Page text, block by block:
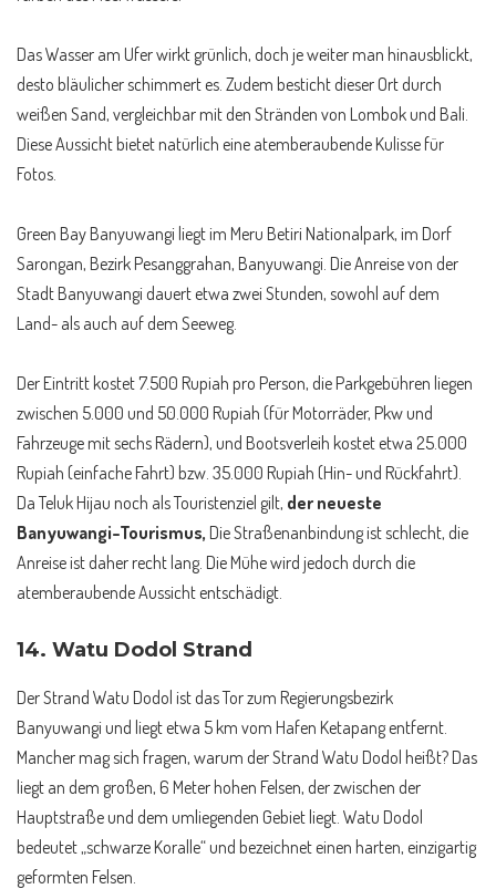
Das Wasser am Ufer wirkt grünlich, doch je weiter man hinausblickt,
desto bläulicher schimmert es. Zudem besticht dieser Ort durch
weißen Sand, vergleichbar mit den Stränden von Lombok und Bali.
Diese Aussicht bietet natürlich eine atemberaubende Kulisse für
Fotos.
Green Bay Banyuwangi liegt im Meru Betiri Nationalpark, im Dorf
Sarongan, Bezirk Pesanggrahan, Banyuwangi. Die Anreise von der
Stadt Banyuwangi dauert etwa zwei Stunden, sowohl auf dem
Land- als auch auf dem Seeweg.
Der Eintritt kostet 7.500 Rupiah pro Person, die Parkgebühren liegen
zwischen 5.000 und 50.000 Rupiah (für Motorräder, Pkw und
Fahrzeuge mit sechs Rädern), und Bootsverleih kostet etwa 25.000
Rupiah (einfache Fahrt) bzw. 35.000 Rupiah (Hin- und Rückfahrt).
Da Teluk Hijau noch als Touristenziel gilt, der neueste
Banyuwangi-Tourismus, Die Straßenanbindung ist schlecht, die
Anreise ist daher recht lang. Die Mühe wird jedoch durch die
atemberaubende Aussicht entschädigt.
14. Watu Dodol Strand
Der Strand Watu Dodol ist das Tor zum Regierungsbezirk
Banyuwangi und liegt etwa 5 km vom Hafen Ketapang entfernt.
Mancher mag sich fragen, warum der Strand Watu Dodol heißt? Das
liegt an dem großen, 6 Meter hohen Felsen, der zwischen der
Hauptstraße und dem umliegenden Gebiet liegt. Watu Dodol
bedeutet „schwarze Koralle“ und bezeichnet einen harten, einzigartig
geformten Felsen.